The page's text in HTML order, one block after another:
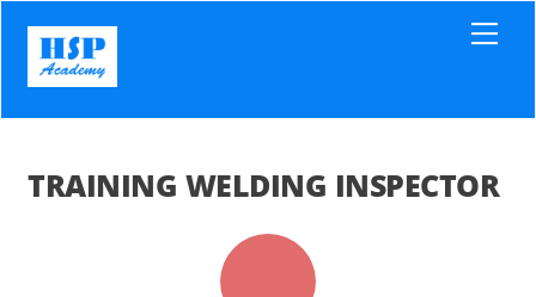
content
TRAINING WELDING INSPECTOR